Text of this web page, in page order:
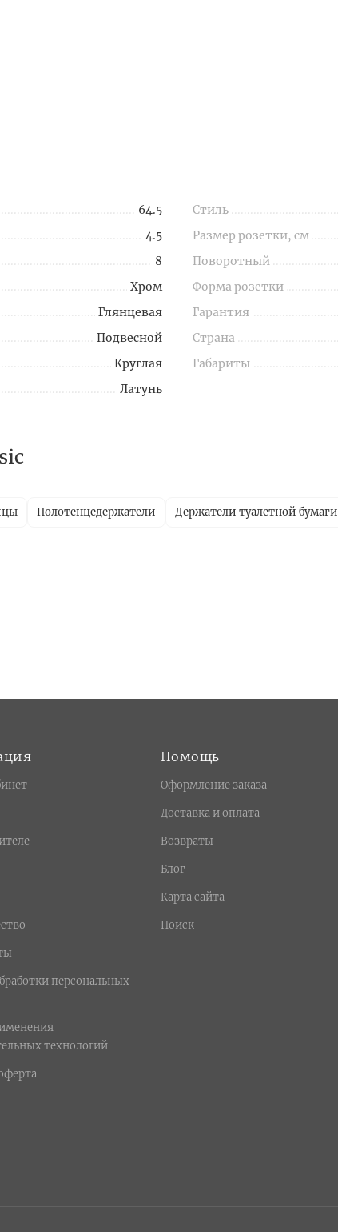
64.5
4.5
8
Хром
Глянцевая
Подвесной
Круглая
Латунь
Стиль
Размер розетки, см
Поворотный
Форма розетки
Гарантия
Страна
Габариты
Полотенцедержатели Держатели туалетной бумаги
персональных
технологий
Помощь
Оформление заказа
Доставка и оплата
Возвраты
Блог
Карта сайта
Поиск